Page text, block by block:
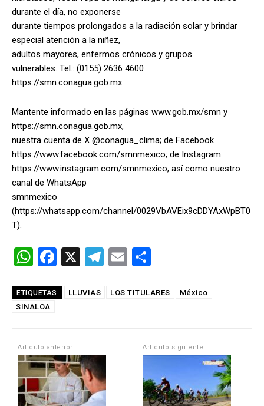
durante el día, no exponerse
durante tiempos prolongados a la radiación solar y brindar
especial atención a la niñez,
adultos mayores, enfermos crónicos y grupos
vulnerables. Tel.: (0155) 2636 4600
https://smn.conagua.gob.mx
Mantente informado en las páginas www.gob.mx/smn y
https://smn.conagua.gob.mx,
nuestra cuenta de X @conagua_clima; de Facebook
https://www.facebook.com/smnmexico; de Instagram
https://www.instagram.com/smnmexico, así como nuestro
canal de WhatsApp
smnmexico
(https://whatsapp.com/channel/0029VbAVEix9cDDYAxWpBT0
T).
W
at
s
p
p
F
ce
o
k
X
T
e
m
E
ail m
tir
ETIQUETAS LLUVIAS LOS TITULARES
México
SINALOA
Artículo anterior Artículo siguiente